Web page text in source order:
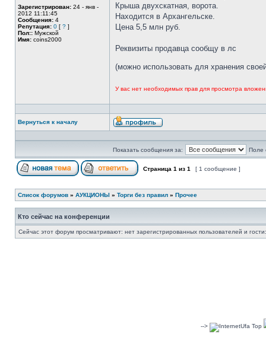
Зарегистрирован: 24 - янв -
2012 11:11:45
Сообщения: 4
Репутация: 0 [ ? ]
Пол:: Мужской
Имя: coins2000
Крыша двухскатная, ворота.
Находится в Архангельске.
Цена 5,5 млн руб.
Реквизиты продавца сообщу в лс
(можно использовать для хранения
У вас нет необходимых прав для просмотра
Вернуться к началу
Показать сообщения за: Поле
Страница 1 из 1 [ 1 сообщение ]
Список форумов » АУКЦИОНЫ » Торги без правил » Прочее
Кто сейчас на конференции
Сейчас этот форум просматривают: нет зарегистрированных пользователей и
-->